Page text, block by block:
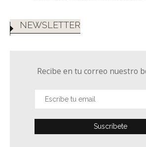
NEWSLETTER
Recibe en tu correo nuestro